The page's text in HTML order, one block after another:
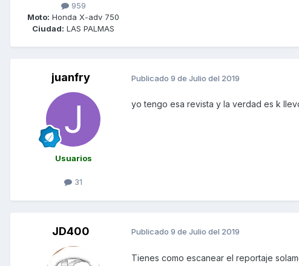
959
Moto: Honda X-adv 750
Ciudad: LAS PALMAS
juanfry
Usuarios
31
Publicado 9 de Julio del 2019
yo tengo esa revista y la verdad es k
JD400 Publicado 9 de Julio del 2019
Tienes como escanear el reportaje